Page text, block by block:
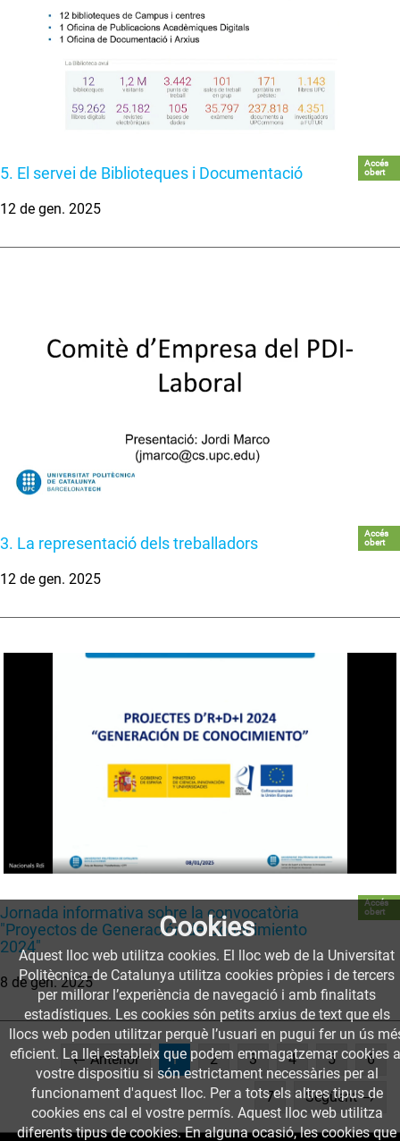
5. El servei de Biblioteques i Documentació
Accés
obert
12 de gen. 2025
3. La representació dels treballadors
Accés
obert
12 de gen. 2025
Jornada informativa sobre la convocatòria
"Proyectos de Generación de Conocimiento
2024"
Accés
obert
8 de gen. 2025
← Anterior 1(current)
2 3 4 5 6
7 Següent →
Cookies
Aquest lloc web utilitza cookies. El lloc web de la Universitat
Politècnica de Catalunya utilitza cookies pròpies i de tercers
per millorar l’experiència de navegació i amb finalitats
estadístiques. Les cookies són petits arxius de text que els
llocs web poden utilitzar perquè l’usuari en pugui fer un ús
eficient. La llei estableix que podem emmagatzemar cookies
vostre dispositiu si són estrictament necessàries per al
funcionament d'aquest lloc. Per a tots els altres tipus de
cookies ens cal el vostre permís. Aquest lloc web utilitza
diferents tipus de cookies. En alguna ocasió, les cookies que